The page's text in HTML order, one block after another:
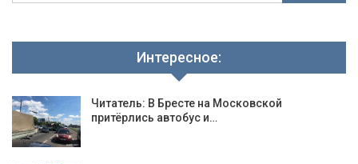
Интересное:
Читатель: В Бресте на Московской
притёрлись автобус и…